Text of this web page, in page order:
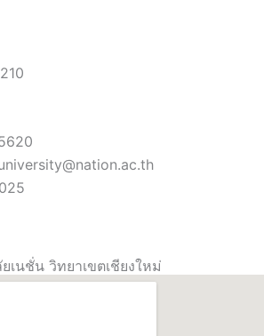
เนชั่น วิทยาเขตเชียงใหม่